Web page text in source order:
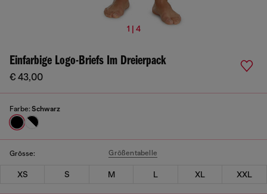
1 | 4
Einfarbige Logo-Briefs Im Dreierpack
€ 43,00
Farbe: Schwarz
Grösse: Größentabelle
XS S M L XL XXL